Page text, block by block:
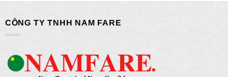
CÔNG TY TNHH NAM FARE